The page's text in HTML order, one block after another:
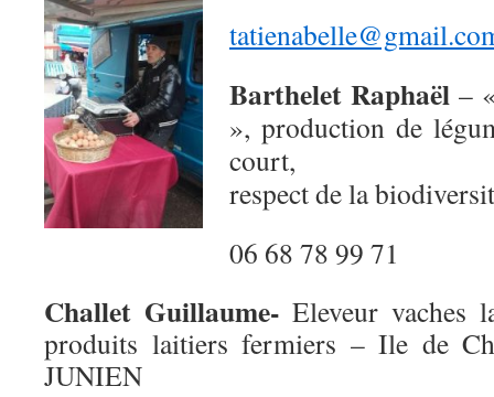
Barthelet Raphaël–
», production de
court,
respect de la
06 68 78 99 71
Challet Guillaume-Eleveur vaches
produits laitiers fermiers – Ile de
JUNIEN